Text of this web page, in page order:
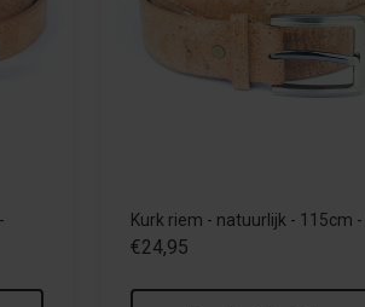
Kurk riem - natuurlijk - 115cm
€24,95